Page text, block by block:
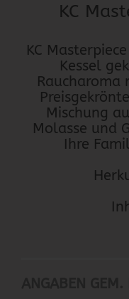
KC
KC
Kessel
Raucharoma
Mischung
Molasse und
Ihre